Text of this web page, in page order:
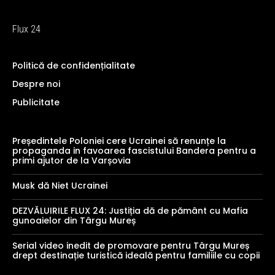
Flux 24
Politică de confidențialitate
Despre noi
Publicitate
Președintele Poloniei cere Ucrainei să renunțe la
propaganda in favoarea fascistului Bandera pentru a
primi ajutor de la Varșovia
Musk dă Niet Ucrainei
DEZVĂLUIRILE FLUX 24: Justiția dă de pământ cu Mafia
gunoaielor din Târgu Mureș
Serial video inedit de promovare pentru Târgu Mureș
drept destinație turistică ideală pentru familiile cu copii